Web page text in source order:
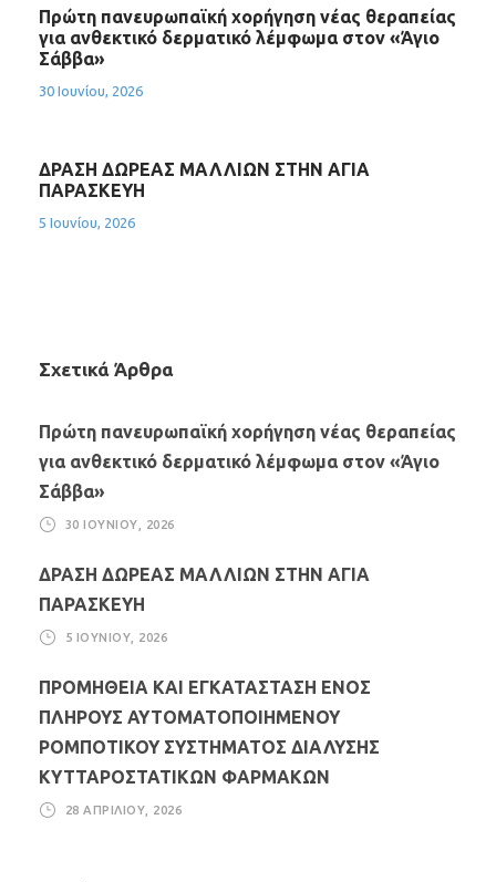
Πρώτη πανευρωπαϊκή χορήγηση νέας θεραπείας
για ανθεκτικό δερματικό λέμφωμα στον «Άγιο
Σάββα»
30 Ιουνίου, 2026
ΔΡΑΣΗ ΔΩΡΕΑΣ ΜΑΛΛΙΩΝ ΣΤΗΝ ΑΓΙΑ
ΠΑΡΑΣΚΕΥΗ
5 Ιουνίου, 2026
Σχετικά Άρθρα
Πρώτη πανευρωπαϊκή χορήγηση νέας θεραπείας
για ανθεκτικό δερματικό λέμφωμα στον «Άγιο
Σάββα»
30 ΙΟΥΝΊΟΥ, 2026
ΔΡΑΣΗ ΔΩΡΕΑΣ ΜΑΛΛΙΩΝ ΣΤΗΝ ΑΓΙΑ
ΠΑΡΑΣΚΕΥΗ
5 ΙΟΥΝΊΟΥ, 2026
ΠΡΟΜΗΘΕΙΑ ΚΑΙ ΕΓΚΑΤΑΣΤΑΣΗ ΕΝΟΣ
ΠΛΗΡΟΥΣ ΑΥΤΟΜΑΤΟΠΟΙΗΜΕΝΟΥ
ΡΟΜΠΟΤΙΚΟΥ ΣΥΣΤΗΜΑΤΟΣ ΔΙΑΛΥΣΗΣ
ΚΥΤΤΑΡΟΣΤΑΤΙΚΩΝ ΦΑΡΜΑΚΩΝ
28 ΑΠΡΙΛΊΟΥ, 2026